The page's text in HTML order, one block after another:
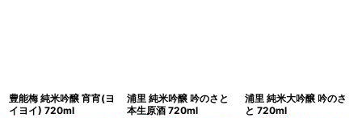
豊能梅 純米吟醸 宵宵(ヨ
イヨイ) 720ml
浦里 純米吟醸 吟のさと
本生原酒 720ml
浦里 純米大吟醸 吟のさ
と 720ml